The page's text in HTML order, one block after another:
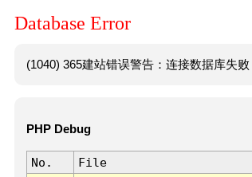
Database Error
(1040) 365建站错误警告：连接数据库失
PHP Debug
No. File